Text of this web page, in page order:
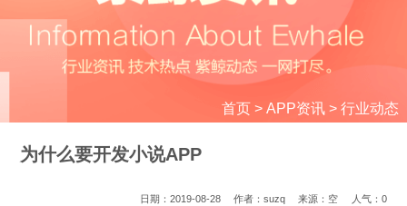
首页> APP资讯> 行业动态
为什么要开发小说APP
日期：2019-08-28 作者：suzq 来源：空 人气： 0